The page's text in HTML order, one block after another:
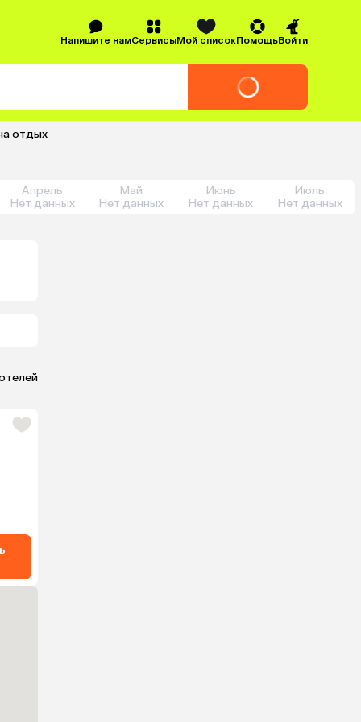
Напишите намСервисыМой списокПомощьВойти
отдых
Апрель
Нет данных
Май
Нет данных
Июнь
Нет данных
Июль
Нет данных